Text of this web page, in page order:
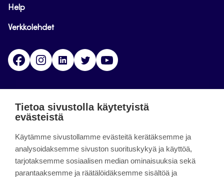
Help
Verkkolehdet
FacebookInstagramLinkedinTwitter
päättynyt 11.9.2023.
About the site
Tietoa sivustolla käytetyistä
evästeistä
Käytämme sivustollamme evästeitä kerätäksemme ja
analysoidaksemme sivuston suorituskykyä ja käyttöä,
tarjotaksemme sosiaalisen median ominaisuuksia sekä
parantaaksemme ja räätälöidäksemme sisältöä ja